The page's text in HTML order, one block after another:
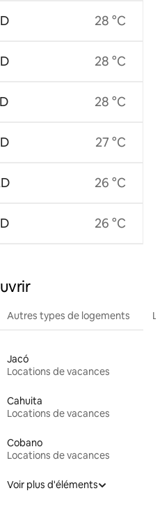
28 °C
28 °C
28 °C
27 °C
26 °C
26 °C
Autres types de logements
Jacó
Locations de vacances
Cahuita
Locations de vacances
Cobano
Locations de vacances
Voir plus d'éléments